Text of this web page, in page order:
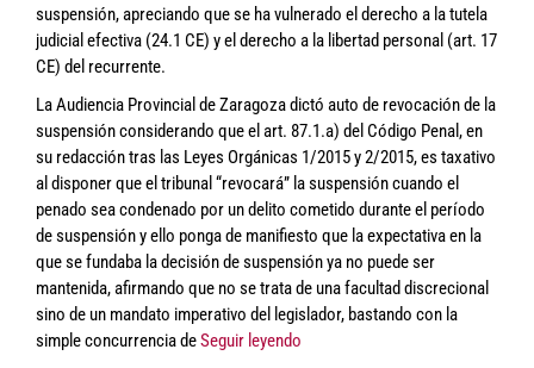
suspensión, apreciando que se ha vulnerado el derecho a la tutela
judicial efectiva (24.1 CE) y el derecho a la libertad personal (art. 17
CE) del recurrente.
La Audiencia Provincial de Zaragoza dictó auto de revocación de la
suspensión considerando que el art. 87.1.a) del Código Penal, en
su redacción tras las Leyes Orgánicas 1/2015 y 2/2015, es taxativo
al disponer que el tribunal “revocará” la suspensión cuando el
penado sea condenado por un delito cometido durante el período
de suspensión y ello ponga de manifiesto que la expectativa en la
que se fundaba la decisión de suspensión ya no puede ser
mantenida, afirmando que no se trata de una facultad discrecional
sino de un mandato imperativo del legislador, bastando con la
simple concurrencia deSeguir leyendo